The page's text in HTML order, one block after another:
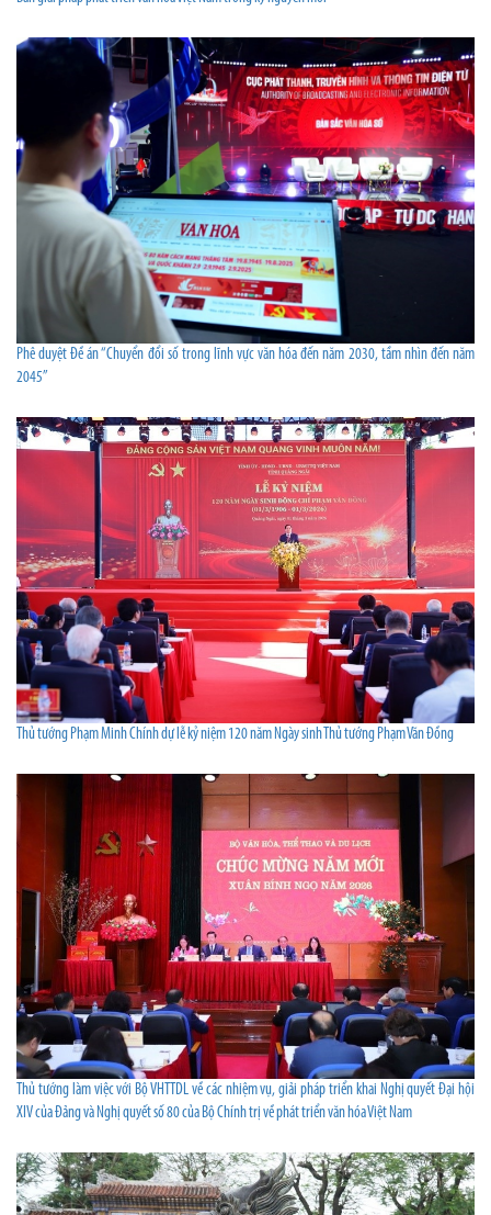
Phê duyệt Đề án “Chuyển đổi số trong lĩnh vực văn hóa đến năm 2030, tầm nhìn đến năm
2045”
Thủ tướng Phạm Minh Chính dự lễ kỷ niệm 120 năm Ngày sinh Thủ tướng Phạm Văn Đồng
Thủ tướng làm việc với Bộ VHTTDL về các nhiệm vụ, giải pháp triển khai Nghị quyết Đại hội
XIV của Đảng và Nghị quyết số 80 của Bộ Chính trị về phát triển văn hóa Việt Nam